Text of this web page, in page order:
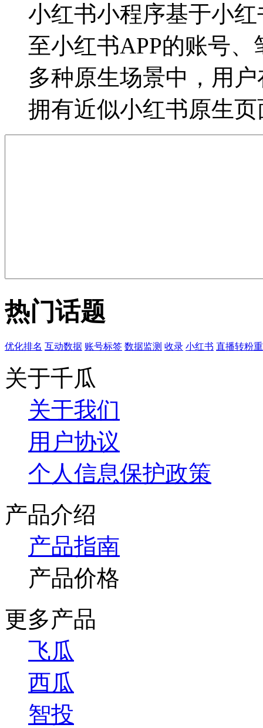
小红书小程序基于小
至小红书APP的账号
多种原生场景中，用
拥有近似小红书原生
热门话题
优化排名 互动数据 账号标签 数据监测 收录 小红书 直播转粉
关于千瓜
关于我们
用户协议
个人信息保护政策
产品介绍
产品指南
产品价格
更多产品
飞瓜
西瓜
智投